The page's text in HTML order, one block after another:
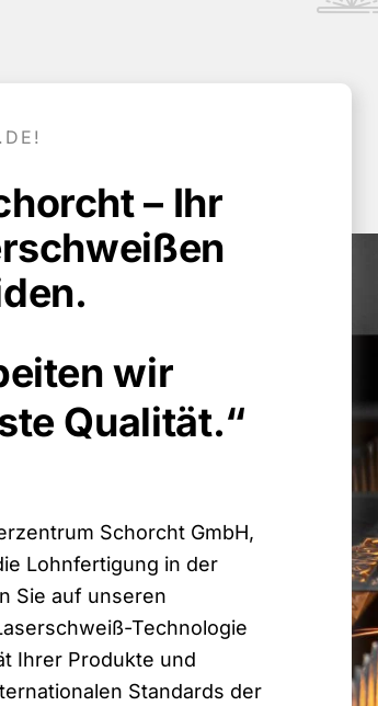
– Ihr
wir
Qualität.“
Schorcht GmbH,
Lohnfertigung in der
Sie auf unseren
Technologie
Ihrer Produkte und
Standards der